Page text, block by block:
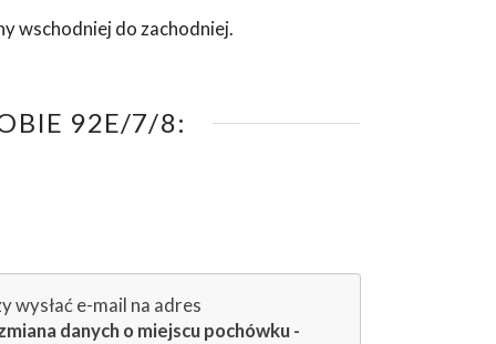
wschodniej do zachodniej.
92E/7/8:
wysłać e-mail na adres
danych o miejscu pochówku -